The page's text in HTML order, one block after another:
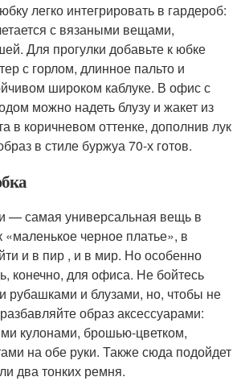
легко интегрировать в гардероб:
с вязаными вещами,
Для прогулки добавьте к юбке
с горлом, длинное пальто и
широком каблуке. В офис с
можно надеть блузу и жакет из
в коричневом оттенке, дополнив лук
в стиле буржуа 70-х готов.
— самая универсальная вещь в
«маленькое черное платье», в
и в пир , и в мир. Но особенно
конечно, для офиса. Не бойтесь
рубашками и блузами, но, чтобы не
образ аксессуарами:
кулонами, брошью-цветком,
на обе руки. Также сюда подойдет
два тонких ремня.